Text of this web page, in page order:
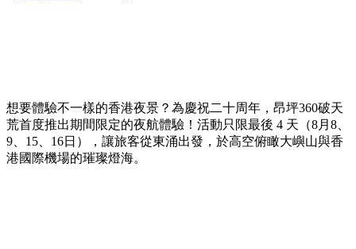
想要體驗不一樣的香港夜景？為慶祝二十周年，昂坪360破天
荒首度推出期間限定的夜航體驗！活動只限最後 4 天（8月8、
9、15、16日），讓旅客從東涌出發，於高空俯瞰大嶼山與香
港國際機場的璀璨燈海。